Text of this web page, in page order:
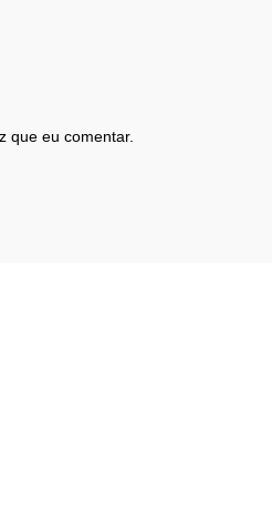
que eu comentar.